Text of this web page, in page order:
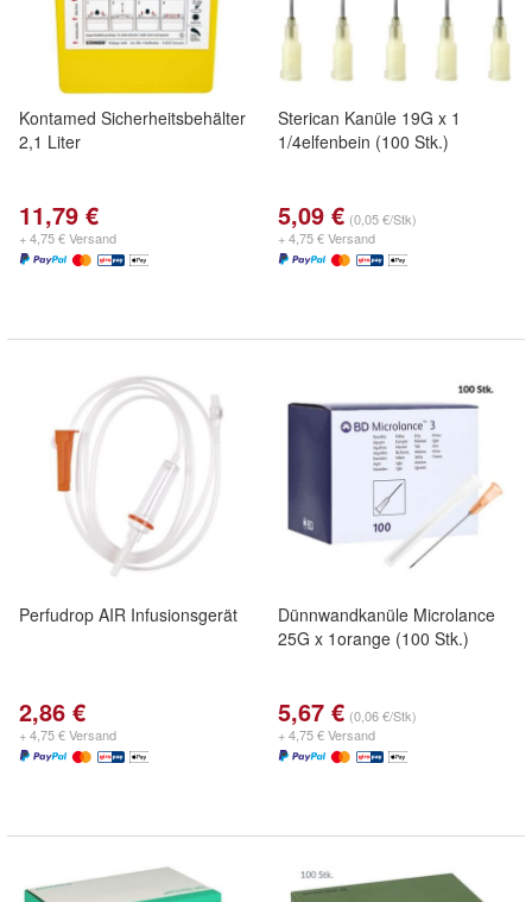
Kontamed Sicherheitsbehälter
2,1 Liter
11,79 €
+ 4,75 € Versand
Sterican Kanüle 19G x 1
1/4elfenbein (100 Stk.)
5,09 € (0,05 €/Stk)
+ 4,75 € Versand
Perfudrop AIR Infusionsgerät
2,86 €
+ 4,75 € Versand
Dünnwandkanüle Microlance
25G x 1orange (100 Stk.)
5,67 € (0,06 €/Stk)
+ 4,75 € Versand